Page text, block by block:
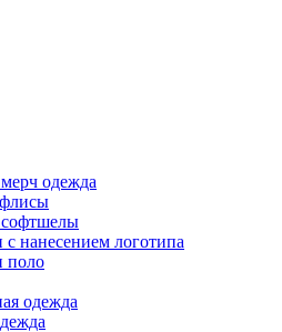
одежда
нанесением логотипа
поло
одежда